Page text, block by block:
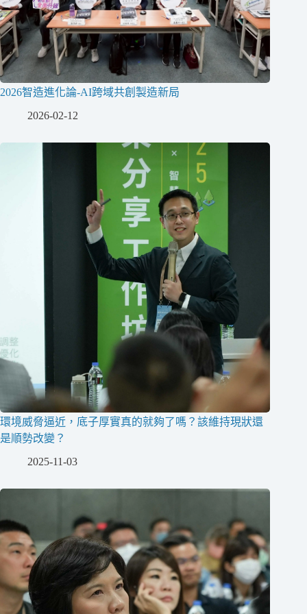
2026智造進化論-AI跨域共創製造新局
2026-02-12
環境威脅逼近，底子厚實真的就夠了嗎？該維持現狀還
是順勢改變？
2025-11-03